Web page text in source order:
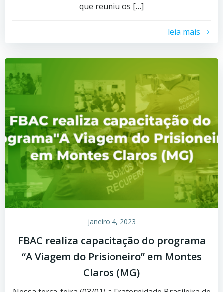
que reuniu os […]
leia mais
janeiro 4, 2023
FBAC realiza capacitação do programa
“A Viagem do Prisioneiro” em Montes
Claros (MG)